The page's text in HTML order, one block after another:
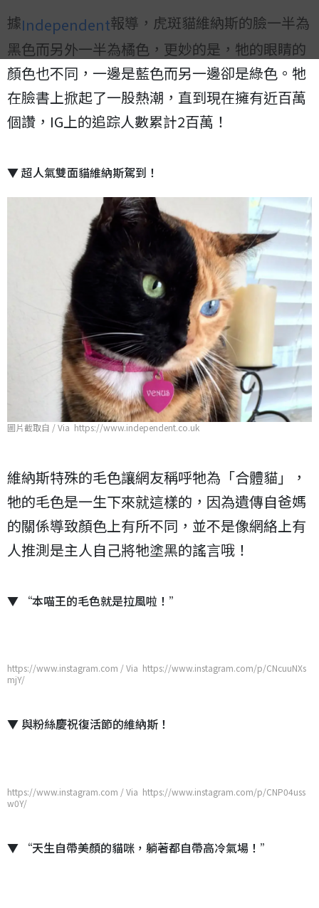
據Independent報導，虎斑貓維納斯的臉一半為
黑色而另外一半為橘色，更妙的是，牠的眼睛的
顏色也不同，一邊是藍色而另一邊卻是綠色。牠
在臉書上掀起了一股熱潮，直到現在擁有近百萬
個讚，IG上的追踪人數累計2百萬！
▼ 超人氣雙面貓維納斯駕到！
圖片截取自 / Via https://www.independent.co.uk
維納斯特殊的毛色讓網友稱呼牠為「合體貓」，
牠的毛色是一生下來就這樣的，因為遺傳自爸媽
的關係導致顏色上有所不同，並不是像網絡上有
人推測是主人自己將牠塗黑的謠言哦！
▼ “本喵王的毛色就是拉風啦！”
https://www.instagram.com / Via https://www.instagram.com/p/CNcuuNXs
mjY/
▼ 與粉絲慶祝復活節的維納斯！
https://www.instagram.com / Via https://www.instagram.com/p/CNP04uss
w0Y/
▼ “天生自帶美顏的貓咪，躺著都自帶高冷氣場！”